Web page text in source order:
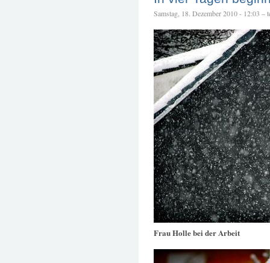
Samstag, 18. Dezember 2010 - 12:03 –
Frau Holle bei der Arbeit